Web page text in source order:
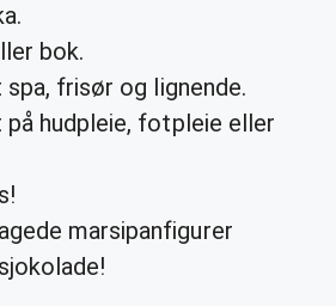
bok.
frisør og lignende.
på hudpleie, fotpleie eller
marsipanfigurer